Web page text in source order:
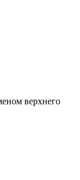
верхнего